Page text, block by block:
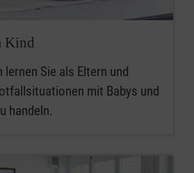
Kind
lernen Sie als Eltern und
mit Babys und
handeln.